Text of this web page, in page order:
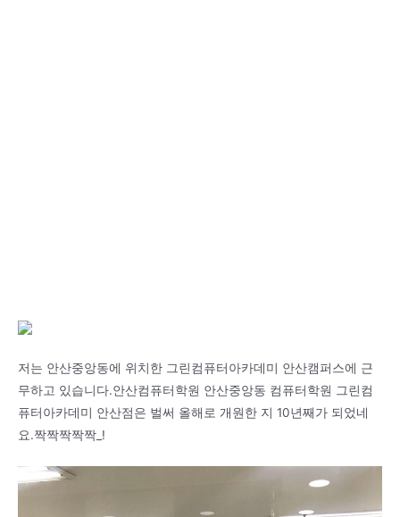
저는 안산중앙동에 위치한 그린컴퓨터아카데미 안산캠퍼스에 근
무하고 있습니다.안산컴퓨터학원 안산중앙동 컴퓨터학원 그린컴
퓨터아카데미 안산점은 벌써 올해로 개원한 지 10년째가 되었네
요.짝짝짝짝짝_!